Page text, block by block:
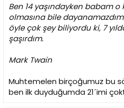
Ben 14 yaşındayken babam
olmasına bile
öyle çok şey biliyordu ki, 7
şaşırdım.
Mark Twain
Muhtemelen birçoğumuz bu
ben ilk duyduğumda 21´imi